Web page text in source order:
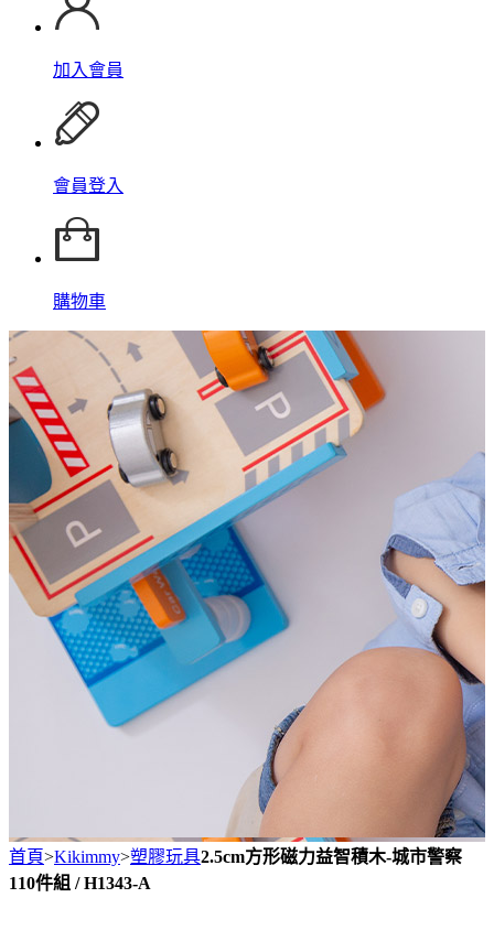
加入會員
會員登入
購物車
首頁>Kikimmy>塑膠玩具2.5cm方形磁力益智積木-城市警察
110件組 / H1343-A